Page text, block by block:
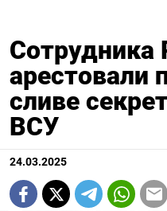
Сотрудника
арестовали
сливе
ВСУ
24.03.2025